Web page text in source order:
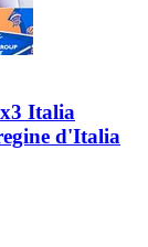
Italia
d'Italia